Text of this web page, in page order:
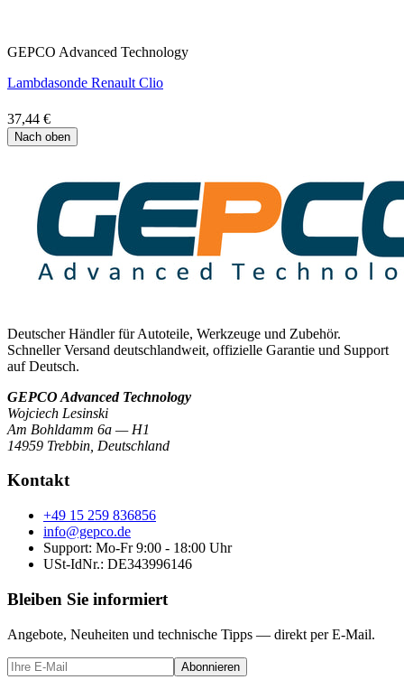
GEPCO Advanced Technology
Lambdasonde Renault Clio
37,44 €
Nach oben
Deutscher Händler für Autoteile, Werkzeuge und Zubehör.
Schneller Versand deutschlandweit, offizielle Garantie und Support
auf Deutsch.
GEPCO Advanced Technology
Wojciech Lesinski
Am Bohldamm 6a — H1
14959 Trebbin Deutschland
Kontakt
+49 15 259 836856
info@gepco.de
Support: Mo-Fr 9:00 - 18:00 Uhr
USt-IdNr.: DE343996146
Bleiben Sie informiert
Angebote, Neuheiten und technische Tipps — direkt per E-Mail.
Abonnieren